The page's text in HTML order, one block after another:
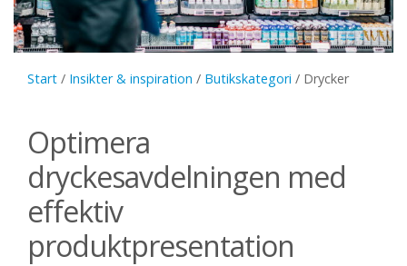
Start / Insikter & inspiration / Butikskategori / Drycker
Optimera
dryckesavdelningen med
effektiv
produktpresentation